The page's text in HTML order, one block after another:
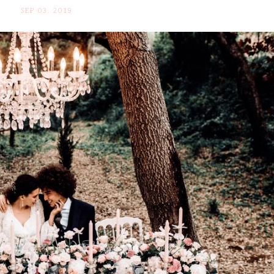
SEP 03. 2019